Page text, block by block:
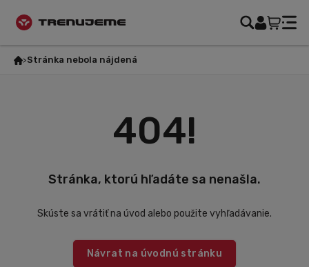
Stránka nebola nájdená
404!
Stránka, ktorú hľadáte sa nenašla.
Skúste sa vrátiť na úvod alebo použite vyhľadávanie.
Návrat na úvodnú stránku